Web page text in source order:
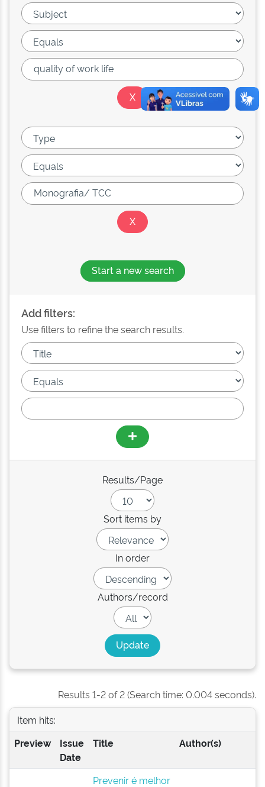
Start a new search
Add filters:
Use filters to refine the search results.
Results/Page
Sort items by
In order
Authors/record
Results 1-2 of 2 (Search time: 0.004 seconds).
Item hits:
Preview
Issue
Date
Title Author(s)
Prevenir é melhor